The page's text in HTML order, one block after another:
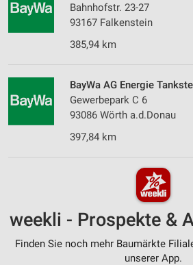
Bahnhofstr. 23-27
93167 Falkenstein
385,94 km
BayWa AG Energie
Gewerbepark C 6
93086 Wörth a.d.Donau
397,84 km
weekli - Prospekte &
Finden Sie noch mehr Baumärkte
unserer App.